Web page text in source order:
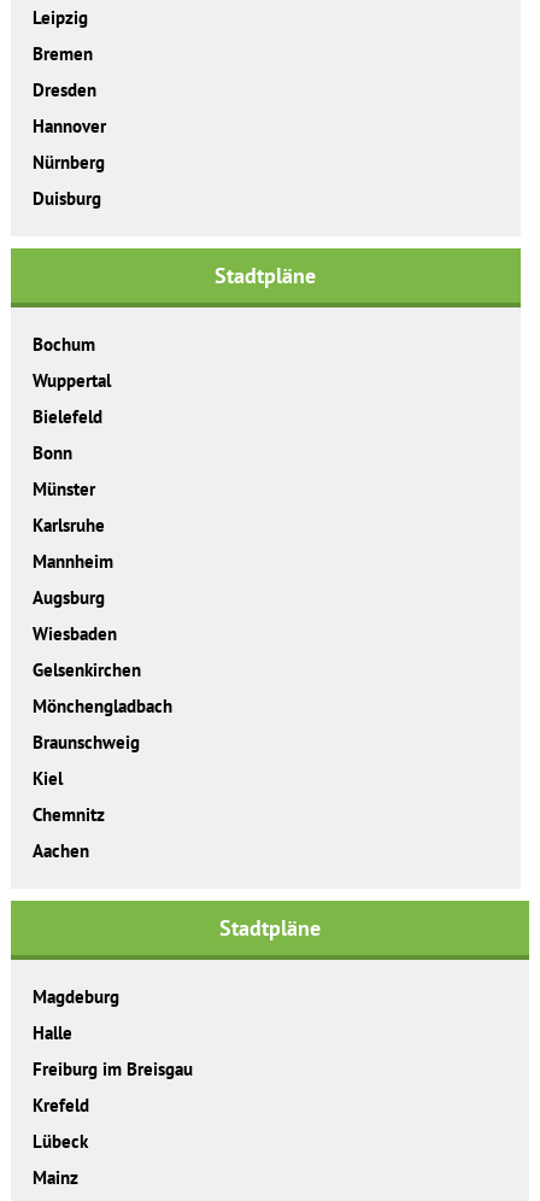
Leipzig
Bremen
Dresden
Hannover
Nürnberg
Duisburg
Stadtpläne
Bochum
Wuppertal
Bielefeld
Bonn
Münster
Karlsruhe
Mannheim
Augsburg
Wiesbaden
Gelsenkirchen
Mönchengladbach
Braunschweig
Kiel
Chemnitz
Aachen
Stadtpläne
Magdeburg
Halle
Freiburg im Breisgau
Krefeld
Lübeck
Mainz